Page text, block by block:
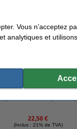
également
22,50 €
(Inclus : 21% de TVA)
Vous n’acceptez
analytiques et